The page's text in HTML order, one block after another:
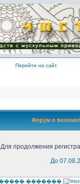
Перейти на сайт
Форум о
Для продолжения
До